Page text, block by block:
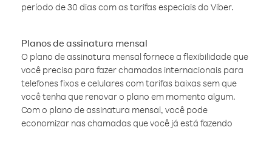
período de 30 dias com as tarifas especiais do Viber.
Planos de assinatura mensal
O plano de assinatura mensal fornece a flexibilidade que
você precisa para fazer chamadas internacionais para
telefones fixos e celulares com tarifas baixas sem que
você tenha que renovar o plano em momento algum.
Com o plano de assinatura mensal, você pode
economizar nas chamadas que você já está fazendo